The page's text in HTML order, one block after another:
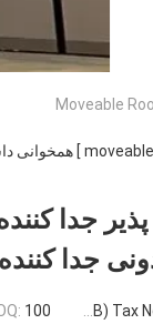
Moveable
جدا
جدا
100 متر مربع